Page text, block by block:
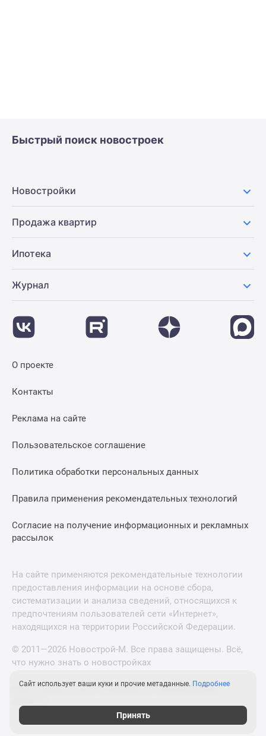
Быстрый поиск новостроек
Новостройки
Продажа квартир
Ипотека
Журнал
О проекте
Контакты
Реклама на сайте
Пользовательское соглашение
Политика обработки персональных данных
Правила применения рекомендательных технологий
Согласие на получение информационных и рекламных
рассылок
На сайте применяются рекомендательные технологии
предоставления информации на основе сбора,
систематизации и анализа сведений, относящихся к
предпочтениям пользователей сети «Интернет»,
находящихся на территории Российской Федерации.
© 2011—2026 Новострой-М. Все права защищены. Всё,
что нужно знать о новостройках
Новостройки Санкт-Петербурга и Ленинградской
Сайт использует ваши куки и прочие метаданные. Подробнее
Принять